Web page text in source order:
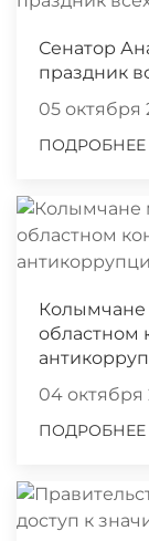
Сенатор
праздник
05 октября
ПОДРОБНЕЕ
Колымчане
областном
04 октября
ПОДРОБНЕЕ